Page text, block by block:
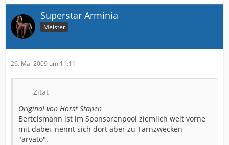
Superstar Arminia
Meister
26. Mai 2009 um 11:11
Zitat
Original von Horst Stapen
Bertelsmann ist im Sponsorenpool ziemlich weit vorne
mit dabei, nennt sich dort aber zu Tarnzwecken
"arvato".